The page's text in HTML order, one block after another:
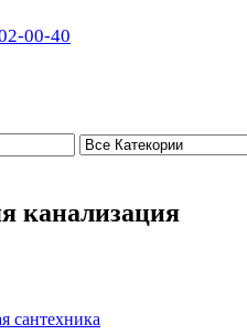
00-40
канализация
сантехника